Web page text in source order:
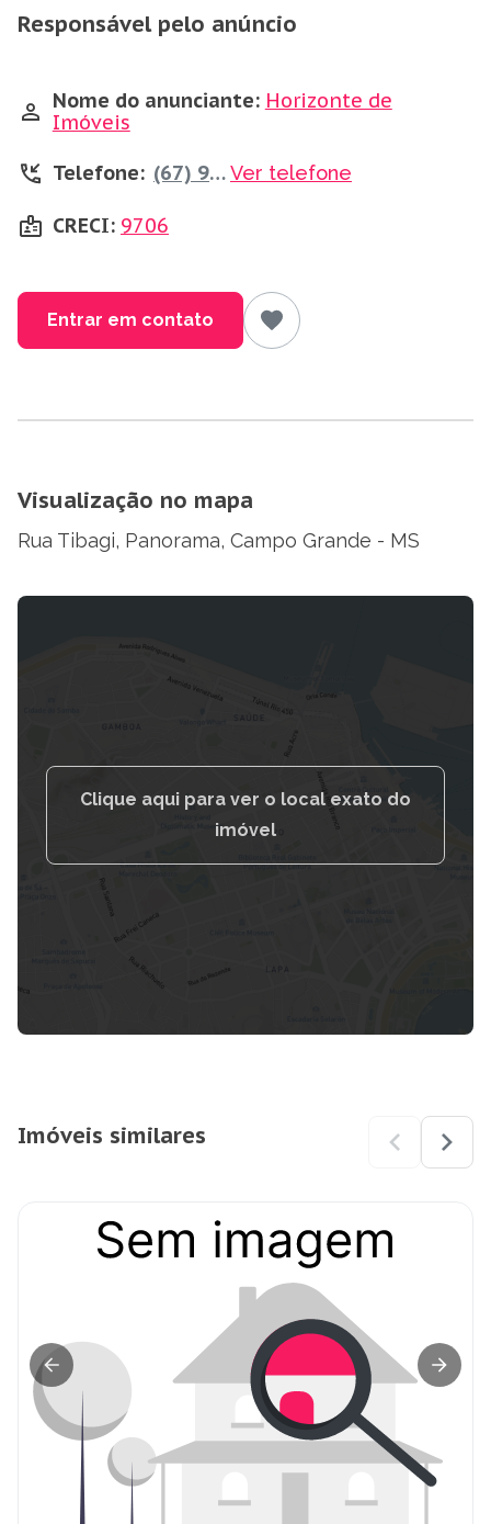
Responsável pelo anúncio
Nome do anunciante: Horizonte de
Imóveis
Telefone:
(67) 99173-8849Ver telefone
CRECI: 9706
Entrar em contato
Visualização no mapa
Rua Tibagi, Panorama, Campo Grande - MS
Clique aqui para ver o local exato do
imóvel
Imóveis similares